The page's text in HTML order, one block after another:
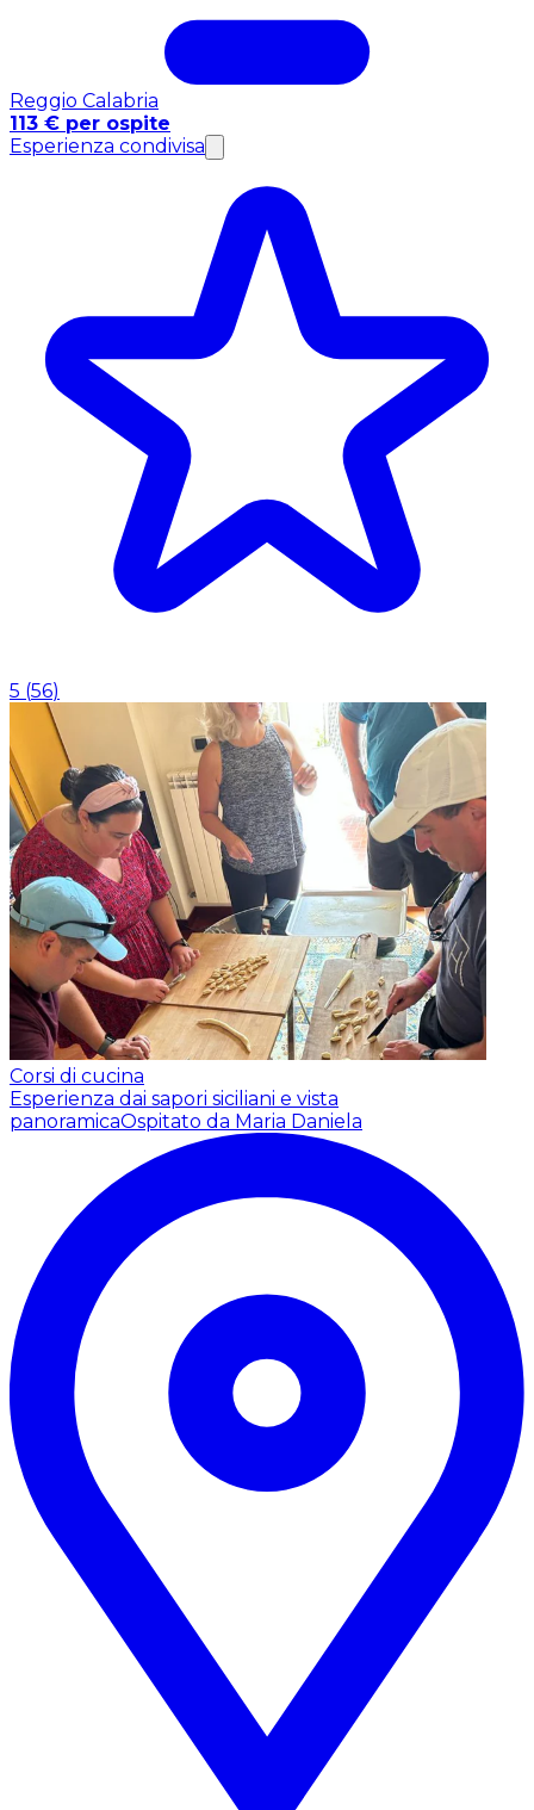
Reggio Calabria
113 € per ospite
Esperienza condivisa
5 (56)
Corsi di cucina
Esperienza dai sapori siciliani e vista
panoramicaOspitato da Maria Daniela